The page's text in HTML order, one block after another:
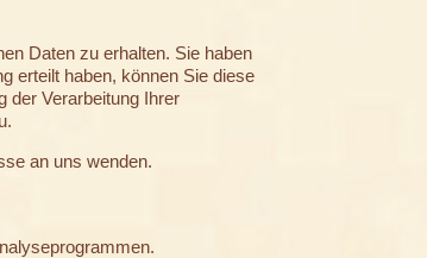
Daten zu erhalten. Sie haben
erteilt haben, können Sie diese
der Verarbeitung Ihrer
an uns wenden.